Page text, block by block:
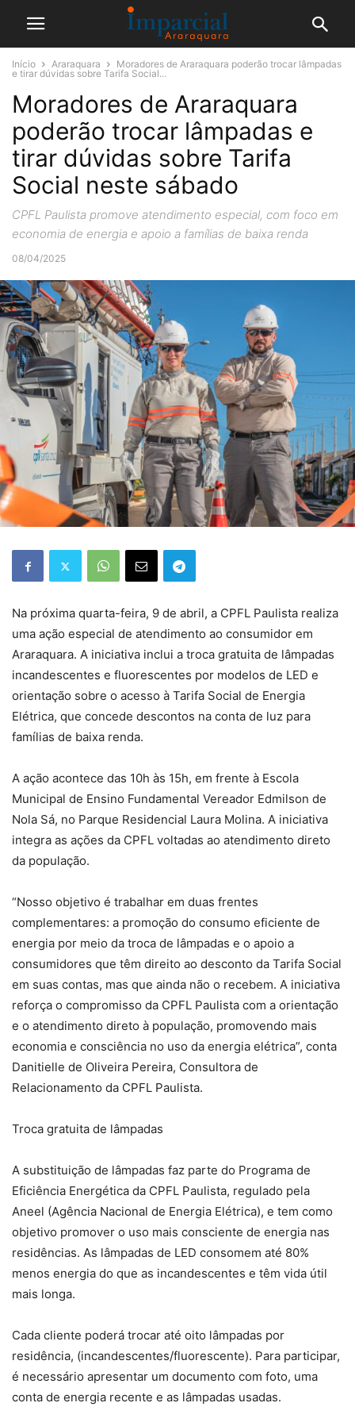
Início Araraquara
Moradores de Araraquara poderão trocar lâmpadas
e tirar dúvidas sobre Tarifa Social...
Moradores de Araraquara
poderão trocar lâmpadas e
tirar dúvidas sobre Tarifa
Social neste sábado
CPFL Paulista promove atendimento especial, com foco em
economia de energia e apoio a famílias de baixa renda
08/04/2025
Na próxima quarta-feira, 9 de abril, a CPFL Paulista realiza
uma ação especial de atendimento ao consumidor em
Araraquara. A iniciativa inclui a troca gratuita de lâmpadas
incandescentes e fluorescentes por modelos de LED e
orientação sobre o acesso à Tarifa Social de Energia
Elétrica, que concede descontos na conta de luz para
famílias de baixa renda.
A ação acontece das 10h às 15h, em frente à Escola
Municipal de Ensino Fundamental Vereador Edmilson de
Nola Sá, no Parque Residencial Laura Molina. A iniciativa
integra as ações da CPFL voltadas ao atendimento direto
da população.
“Nosso objetivo é trabalhar em duas frentes
complementares: a promoção do consumo eficiente de
energia por meio da troca de lâmpadas e o apoio a
consumidores que têm direito ao desconto da Tarifa Social
em suas contas, mas que ainda não o recebem. A iniciativa
reforça o compromisso da CPFL Paulista com a orientação
e o atendimento direto à população, promovendo mais
economia e consciência no uso da energia elétrica”, conta
Danitielle de Oliveira Pereira, Consultora de
Relacionamento da CPFL Paulista.
Troca gratuita de lâmpadas
A substituição de lâmpadas faz parte do Programa de
Eficiência Energética da CPFL Paulista, regulado pela
Aneel (Agência Nacional de Energia Elétrica), e tem como
objetivo promover o uso mais consciente de energia nas
residências. As lâmpadas de LED consomem até 80%
menos energia do que as incandescentes e têm vida útil
mais longa.
Cada cliente poderá trocar até oito lâmpadas por
residência, (incandescentes/fluorescente). Para participar,
é necessário apresentar um documento com foto, uma
conta de energia recente e as lâmpadas usadas.